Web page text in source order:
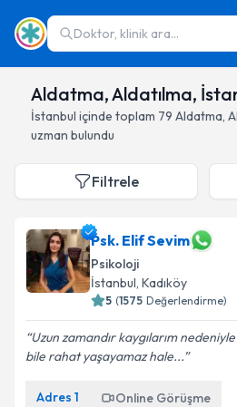
Doktor, klinik ara...
Aldatma, Aldatılma,
İstanbul içinde toplam 79 Aldatma,
uzman bulundu
Filtrele
Psk. Elif Sevim
Psikoloji
İstanbul, Kadıköy
5 (1575 Değerlendirme)
Uzun zamandır kaygılarım
bile rahat yaşayamaz hale...
Adres 1 Online Görüşme